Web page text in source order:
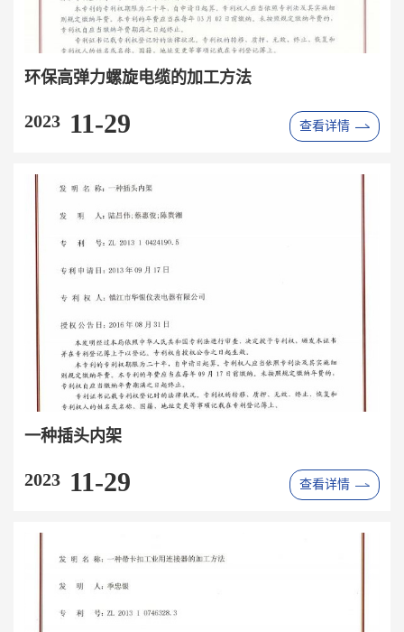
环保高弹力螺旋电缆的加工方法
查看详情
2023 11-29
一种插头内架
查看详情
2023 11-29